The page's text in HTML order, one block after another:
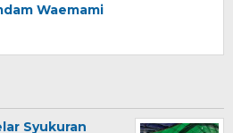
Waemami
Syukuran